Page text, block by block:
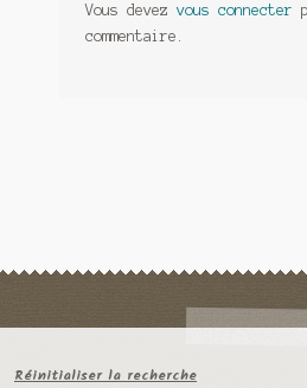
Vous devez vous connecter
commentaire.
Réinitialiser la recherche